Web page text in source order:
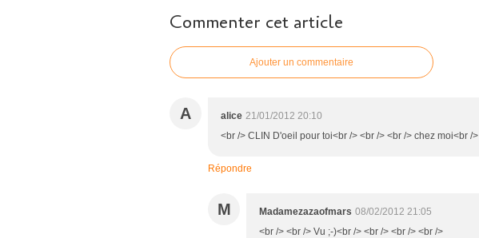
Commenter cet article
Ajouter un commentaire
A alice 21/01/2012 20:10
<br /> CLIN D'oeil pour toi<br /> <br /> <br /> chez moi<br />
Répondre
M Madamezazaofmars 08/02/2012 21:05
<br /> <br /> Vu ;-)<br /> <br /> <br /> <br />